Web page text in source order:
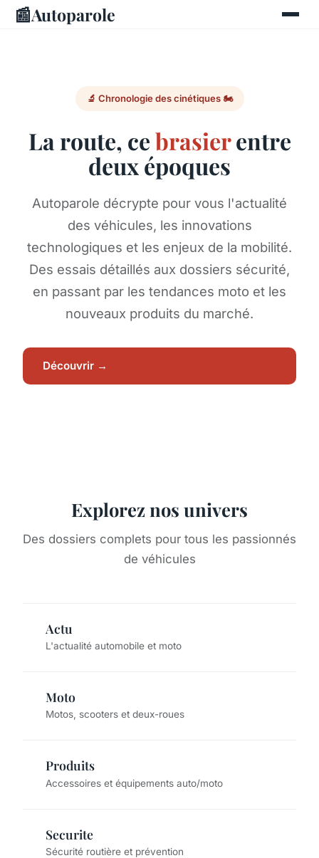
📰Autoparole
🔬 Chronologie des cinétiques 🏍️
La route, cebrasierentre
deux époques
Autoparole décrypte pour vous l'actualité
des véhicules, les innovations
technologiques et les enjeux de la mobilité.
Des essais détaillés aux dossiers sécurité,
en passant par les tendances moto et les
nouveaux produits du marché.
Découvrir →
Explorez nos univers
Des dossiers complets pour tous les passionnés
de véhicules
Actu
L'actualité automobile et moto
Moto
Motos, scooters et deux-roues
Produits
Accessoires et équipements auto/moto
Securite
Sécurité routière et prévention